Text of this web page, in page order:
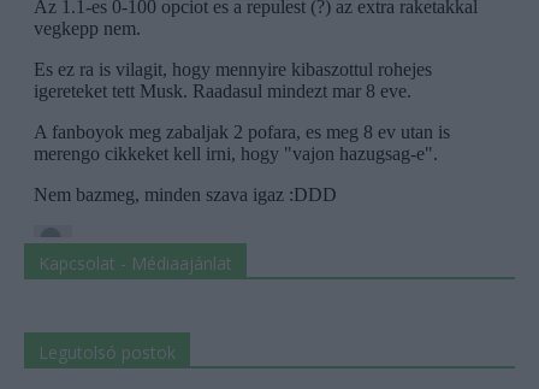
Kapcsolat - Médiaajánlat
Legutolsó postok